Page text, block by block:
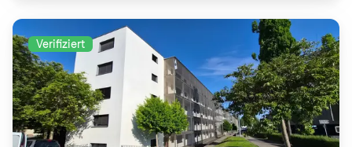
Verifiziert